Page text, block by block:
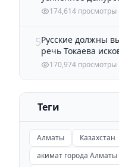
174,614 просмотры
5Русские должны
речь Токаева
170,974 просмотры
Теги
Алматы Казахстан
акимат города Алматы